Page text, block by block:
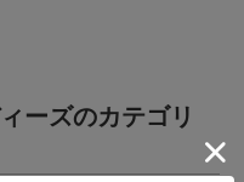
ーズのカテゴリ